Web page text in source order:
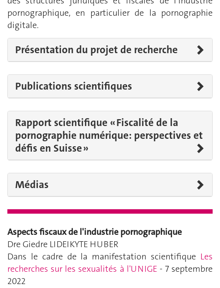
pornographique, en particulier de la pornographie
digitale.
Présentation du projet de recherche
Publications scientifiques
Rapport scientifique « Fiscalité de la
pornographie numérique: perspectives et
défis en Suisse »
Médias
Aspects fiscaux de l'industrie pornographique
Dre Giedre LIDEIKYTE HUBER
Dans le cadre de la manifestation scientifique Les
recherches sur les sexualités à l'UNIGE - 7 septembre
2022